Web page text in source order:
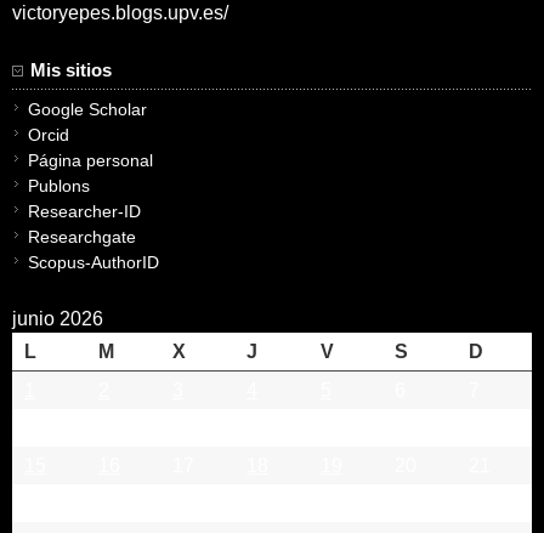
victoryepes.blogs.upv.es/
Mis sitios
Google Scholar
Orcid
Página personal
Publons
Researcher-ID
Researchgate
Scopus-AuthorID
junio 2026
L
M X J V S
D